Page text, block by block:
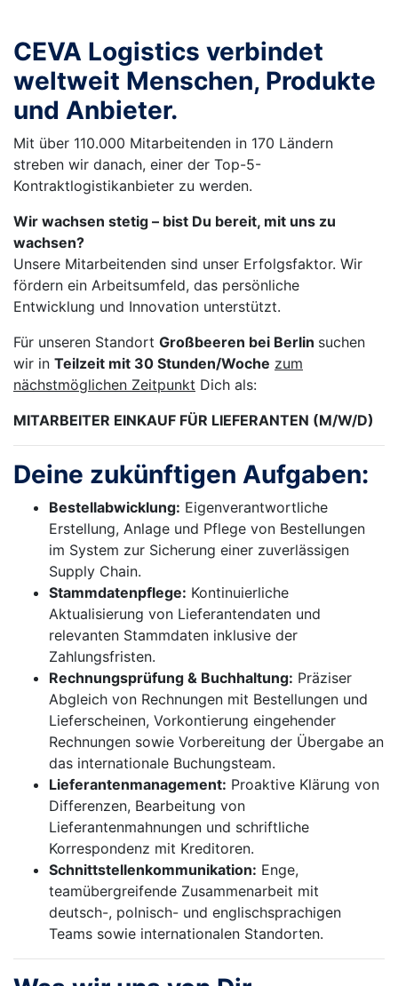
CEVA Logistics verbindet
weltweit Menschen, Produkte
und Anbieter.
Mit über 110.000 Mitarbeitenden in 170 Ländern
streben wir danach, einer der Top-5-
Kontraktlogistikanbieter zu werden.
Wir wachsen stetig – bist Du bereit, mit uns zu
wachsen?
Unsere Mitarbeitenden sind unser Erfolgsfaktor. Wir
fördern ein Arbeitsumfeld, das persönliche
Entwicklung und Innovation unterstützt.
Für unseren Standort Großbeeren bei Berlin suchen
wir in Teilzeit mit 30 Stunden/Woche zum
nächstmöglichen Zeitpunkt Dich als:
MITARBEITER EINKAUF FÜR LIEFERANTEN (M/W/D)
Deine zukünftigen Aufgaben:
Bestellabwicklung: Eigenverantwortliche
Erstellung, Anlage und Pflege von Bestellungen
im System zur Sicherung einer zuverlässigen
Supply Chain.
Stammdatenpflege: Kontinuierliche
Aktualisierung von Lieferantendaten und
relevanten Stammdaten inklusive der
Zahlungsfristen.
Rechnungsprüfung & Buchhaltung: Präziser
Abgleich von Rechnungen mit Bestellungen und
Lieferscheinen, Vorkontierung eingehender
Rechnungen sowie Vorbereitung der Übergabe an
das internationale Buchungsteam.
Lieferantenmanagement: Proaktive Klärung von
Differenzen, Bearbeitung von
Lieferantenmahnungen und schriftliche
Korrespondenz mit Kreditoren.
Schnittstellenkommunikation: Enge,
teamübergreifende Zusammenarbeit mit
deutsch-, polnisch- und englischsprachigen
Teams sowie internationalen Standorten.